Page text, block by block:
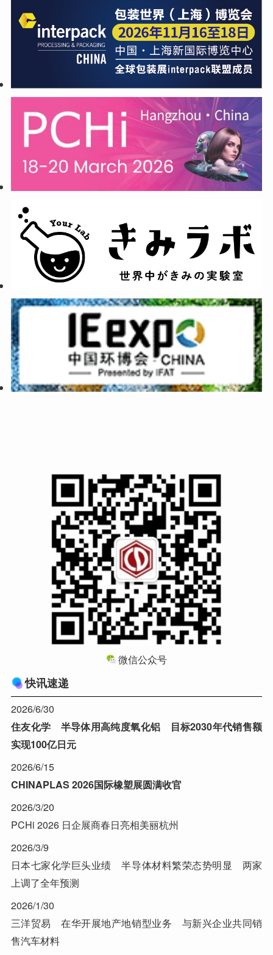
微信公众号
快讯速递
2026/6/30
住友化学 半导体用高纯度氧化铝 目标2030年代销售额
实现100亿日元
2026/6/15
CHINAPLAS 2026国际橡塑展圆满收官
2026/3/20
PCHi 2026 日企展商春日亮相美丽杭州
2026/3/9
日本七家化学巨头业绩 半导体材料繁荣态势明显 两家
上调了全年预测
2026/1/30
三洋贸易 在华开展地产地销型业务 与新兴企业共同销
售汽车材料